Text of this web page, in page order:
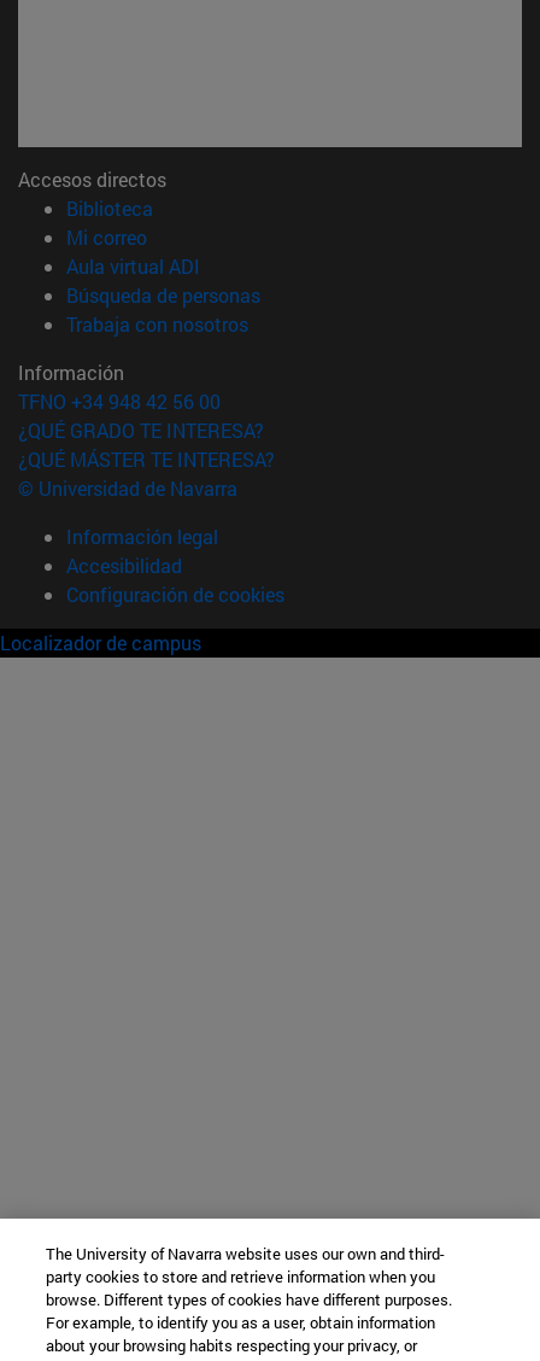
Accesos directos
Biblioteca
Mi correo(abre en nueva ventana)
Aula virtual ADI
Búsqueda de personas(abre en nueva ventana)
Trabaja con nosotros(abre en nueva ventana)
Información
TFNO +34 948 42 56 00
¿QUÉ GRADO TE INTERESA?
¿QUÉ MÁSTER TE INTERESA?
© Universidad de Navarra
Información legal
Accesibilidad
Configuración de cookies
Localizador de campus
The University of Navarra website uses our own and third-
party cookies to store and retrieve information when you
browse. Different types of cookies have different purposes.
For example, to identify you as a user, obtain information
about your browsing habits respecting your privacy, or